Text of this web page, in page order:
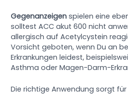
Gegenanzeigen spielen eine
solltest ACC akut 600 nicht
allergisch auf Acetylcystein
Vorsicht geboten, wenn Du an
Erkrankungen leidest,
Asthma oder Magen-Darm-
Die richtige Anwendung sorgt